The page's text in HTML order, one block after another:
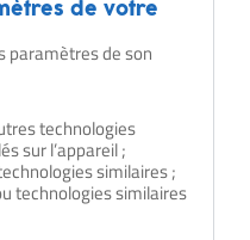
de votre
paramètres de son
technologies
sur l’appareil ;
similaires ;
technologies similaires